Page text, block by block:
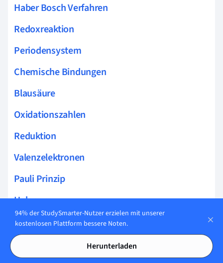
Haber Bosch Verfahren
Redoxreaktion
Periodensystem
Chemische Bindungen
Blausäure
Oxidationszahlen
Reduktion
Valenzelektronen
Pauli Prinzip
Halogene
Ionenbindungen
Kovalente Bindung
94% der StudySmarter-Nutzer erzielen mit unserer
kostenlosen Plattform bessere Noten.
Herunterladen